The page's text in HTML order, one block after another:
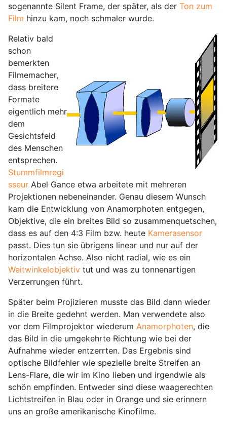
sogenannte Silent Frame, der später, als der Ton zum
Film hinzu kam, noch schmaler wurde.
Relativ bald
schon
bemerkten
Filmemacher,
dass breitere
Formate
eigentlich mehr
dem
Gesichtsfeld
des Menschen
entsprechen.
Stummfilmregi
sseur Abel Gance etwa arbeitete mit mehreren
Projektionen nebeneinander. Genau diesem Wunsch
kam die Entwicklung von Anamorphoten entgegen,
Objektive, die ein breites Bild so zusammenquetschen,
dass es auf den 4:3 Film bzw. heute Kamerasensor
passt. Dies tun sie übrigens linear und nur auf der
horizontalen Achse. Also nicht radial, wie es ein
Weitwinkelobjektiv tut und was zu tonnenartigen
Verzerrungen führt.
Später beim Projizieren musste das Bild dann wieder
in die Breite gedehnt werden. Man verwendete also
vor dem Filmprojektor wiederum Anamorphoten, die
das Bild in die umgekehrte Richtung wie bei der
Aufnahme wieder entzerrten. Das Ergebnis sind
optische Bildfehler wie spezielle breite Streifen an
Lens-Flare, die wir im Kino lieben und irgendwie als
schön empfinden. Entweder sind diese waagerechten
Lichtstreifen in Blau oder in Orange und sie erinnern
uns an große amerikanische Kinofilme.